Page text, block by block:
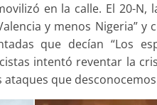
en la calle. El 20-N,
y menos Nigeria” y
que decían “Los
intentó reventar la
que